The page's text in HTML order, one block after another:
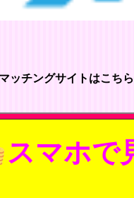
ッチングサイトはこち
スマホで